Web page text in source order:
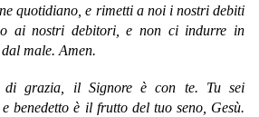
quotidiano, e rimetti a noi i nostri debiti
ai nostri debitori, e non ci indurre in
male. Amen.
di grazia, il Signore è con te. Tu sei
benedetto è il frutto del tuo seno, Gesù.